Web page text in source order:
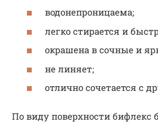
водонепроницаема;
легко стирается и
окрашена в сочные и
не линяет;
отлично сочетается с
По виду поверхности бифлекс